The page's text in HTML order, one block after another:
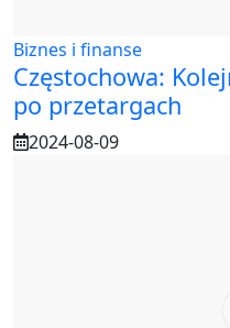
Biznes i finanse
Częstochowa:
po przetargach
2024-08-09